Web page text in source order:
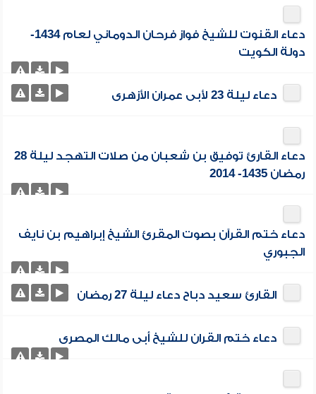
دعاء القنوت للشيخ فواز فرحان الدوماني لعام 1434-
دولة الكويت
دعاء ليلة 23 لأبى عمران الأزهرى
دعاء القارئ توفيق بن شعبان من صلات التهجد ليلة 28
رمضان 1435- 2014
دعاء ختم القرآن بصوت المقرئ الشيخ إبراهيم بن نايف
الجبوري
القارئ سعيد دباح دعاء ليلة 27 رمضان
دعاء ختم القران للشيخ أبى مالك المصرى